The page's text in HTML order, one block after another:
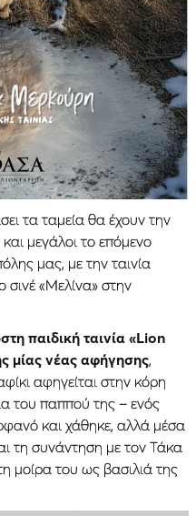
τα ταμεία θα έχουν την
μεγάλοι το επόμενο
μας, με την ταινία
«Μελίνα» στην
παιδική ταινία «Lion
μίας νέας αφήγησης,
αφηγείται στην κόρη
του παππού της – ενός
και χάθηκε, αλλά μέσα
τη συνάντηση με τον Τάκα
μοίρα του ως βασιλιά της